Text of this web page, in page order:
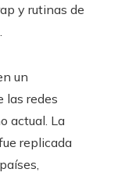
y rutinas de
un
las redes
actual. La
replicada